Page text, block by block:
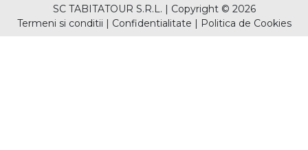
SC TABITATOUR S.R.L. | Copyright © 2026
Termeni si conditii | Confidentialitate | Politica de Cookies